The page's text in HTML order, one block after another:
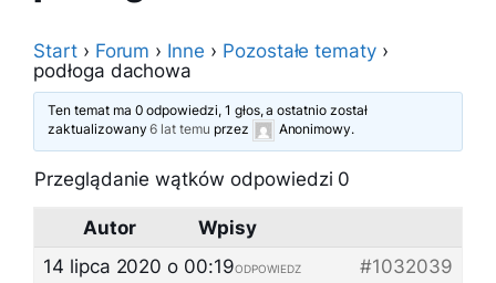
Start › Forum › Inne › Pozostałe tematy ›
podłoga dachowa
Ten temat ma 0 odpowiedzi, 1 głos, a ostatnio został
zaktualizowany6 lat temu przez Anonimowy.
Przeglądanie wątków odpowiedzi 0
Autor
Wpisy
14 lipca 2020 o 00:19
#1032039
ODPOWIEDZ